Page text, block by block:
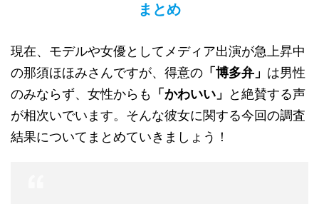
まとめ
現在、モデルや女優としてメディア出演が急上昇中
の那須ほほみさんですが、得意の 「博多弁」 は男性
のみならず、女性からも 「かわいい」
と絶賛する声
が相次いでいます。そんな彼女に関する今回の調査
結果についてまとめていきましょう！